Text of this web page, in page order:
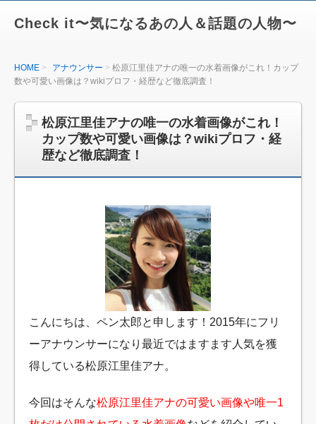
Check it〜気になるあの人＆話題の人物〜
HOME アナウンサー
松原江里佳アナの唯一の水着画像がこれ！カップ
数や可愛い画像は？wikiプロフ・経歴など徹底調査！
松原江里佳アナの唯一の水着画像がこれ！
カップ数や可愛い画像は？wikiプロフ・経
歴など徹底調査！
こんにちは、ペン太郎と申します！2015年にフリ
ーアナウンサーになり最近ではますます人気を獲
得している松原江里佳アナ。
今回はそんな松原江里佳アナの可愛い画像や唯一1